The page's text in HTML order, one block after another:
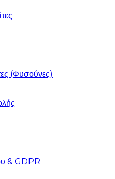
(Φυσούνες)
& GDPR